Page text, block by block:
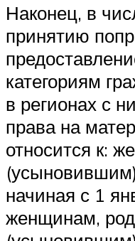
Наконец, в
принятию
категориям
в регионах с
права на
относится к:
начиная с 1
женщинам,